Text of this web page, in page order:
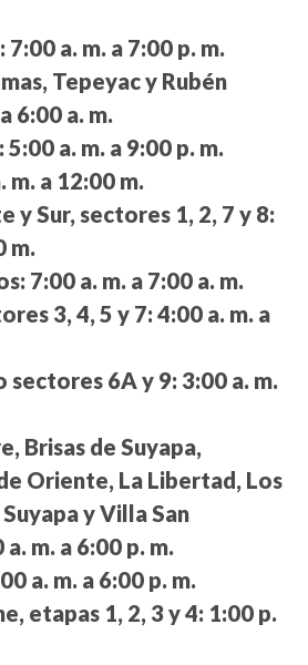
7:00 a. m. a 7:00 p. m.
Tepeyac y Rubén
6:00 a. m.
5:00 a. m. a 9:00 p. m.
m. a 12:00 m.
y Sur, sectores 1, 2, 7 y 8:
m.
7:00 a. m. a 7:00 a. m.
3, 4, 5 y 7: 4:00 a. m. a
sectores 6A y 9: 3:00 a. m.
Brisas de Suyapa,
Oriente, La Libertad, Los
y Villa San
a. m. a 6:00 p. m.
a. m. a 6:00 p. m.
etapas 1, 2, 3 y 4: 1:00 p.